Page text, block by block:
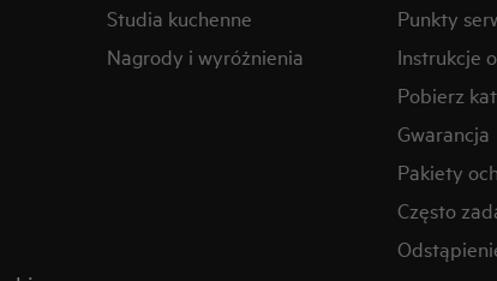
Studia kuchenne
Nagrody i wyróżnienia
Punkty
Instrukcje
Pobierz
Gwarancja
Pakiety
Często